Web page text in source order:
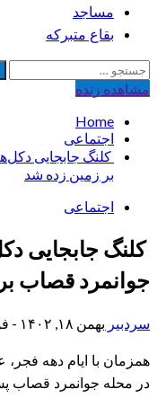
مساجد
بقاع متبرکه
جستجو
برای:
مشاهده‌ زنده
Home
اجتماعی
کلنگ جابجایی
بر زمین زده شد
اجتماعی
کلنگ جابجایی
جوانمرد قصاب
سردبیر بهمن ۱۸, ۱۴۰۲ - فوریه ۷, ۲۰۲۴
همزمان با ایام دهه
در محله جوانمرد قصاب پس از ۴۰ سال